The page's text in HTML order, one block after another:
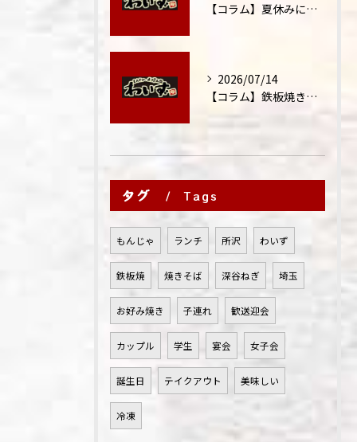
【コラム】夏休みに家族外食が増える理由
2026/07/14
【コラム】鉄板焼きが"コミュニケーション飯"と呼ばれる理由
タグ Tags
もんじゃ ランチ 所沢 わいず
鉄板焼 焼きそば 深谷ねぎ 埼玉
お好み焼き 子連れ 歓送迎会
カップル 学生 宴会 女子会
誕生日 テイクアウト 美味しい
冷凍